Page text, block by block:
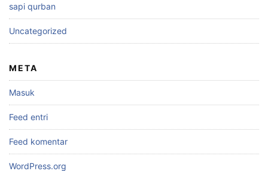
sapi qurban
Uncategorized
META
Masuk
Feed entri
Feed komentar
WordPress.org